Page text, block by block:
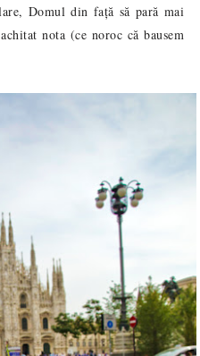
Domul din față să pară mai
nota (ce noroc că bausem